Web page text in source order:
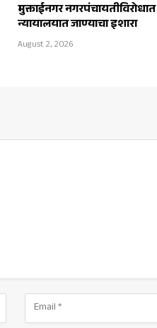
मुक्ताईनगर नगरपंचायतीविरोधात
न्यायालयात जाण्याचा इशारा
August 2, 2026